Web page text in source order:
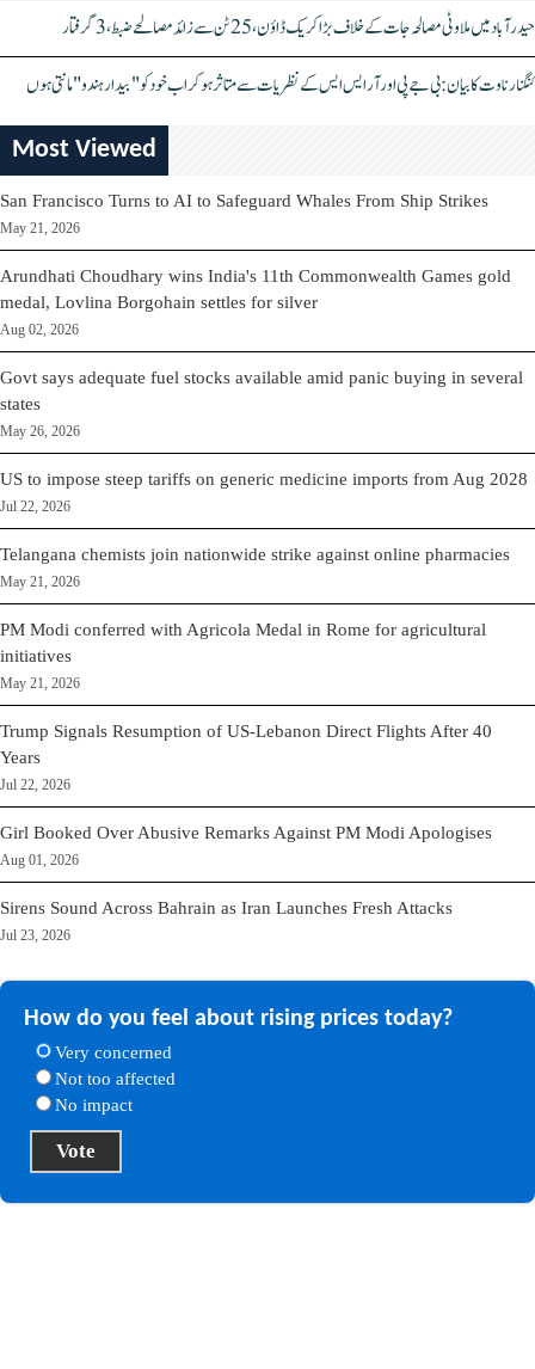
حیدرآباد میں ملاوٹی مصالحہ جات کے خلاف بڑا کریک ڈاؤن، 25 ٹن سے زائد مصالحے ضبط، 3 گرفتار
کنگنا رناوت کا بیان: بی جے پی اور آر ایس ایس کے نظریات سے متاثر ہو کر اب خود کو "بیدار ہندو" مانتی ہوں
Most Viewed
San Francisco Turns to AI to Safeguard Whales From Ship Strikes
May 21, 2026
Arundhati Choudhary wins India's 11th Commonwealth Games gold
medal, Lovlina Borgohain settles for silver
Aug 02, 2026
Govt says adequate fuel stocks available amid panic buying in several
states
May 26, 2026
US to impose steep tariffs on generic medicine imports from Aug 2028
Jul 22, 2026
Telangana chemists join nationwide strike against online pharmacies
May 21, 2026
PM Modi conferred with Agricola Medal in Rome for agricultural
initiatives
May 21, 2026
Trump Signals Resumption of US-Lebanon Direct Flights After 40
Years
Jul 22, 2026
Girl Booked Over Abusive Remarks Against PM Modi Apologises
Aug 01, 2026
Sirens Sound Across Bahrain as Iran Launches Fresh Attacks
Jul 23, 2026
How do you feel about rising prices today?
Very concerned
Not too affected
No impact